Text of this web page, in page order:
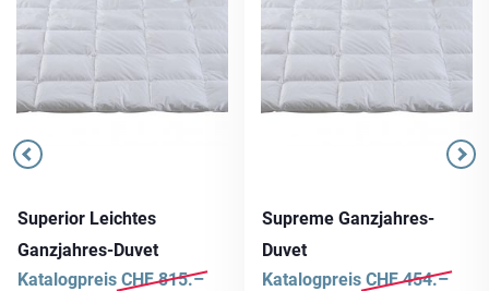
Superior Leichtes
Ganzjahres-Duvet
Katalogpreis CHF815.–
Supreme Ganzjahres-
Duvet
Katalogpreis CHF454.–